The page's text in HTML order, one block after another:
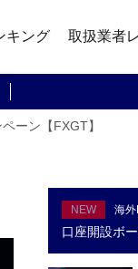
キング 取扱業者
ーン【FXGT】
NEW 海
口座開設ボ